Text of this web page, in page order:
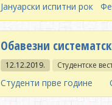
Јануарски испитни рок
Обавезни
12.12.2019. Студентске
Студенти прве године